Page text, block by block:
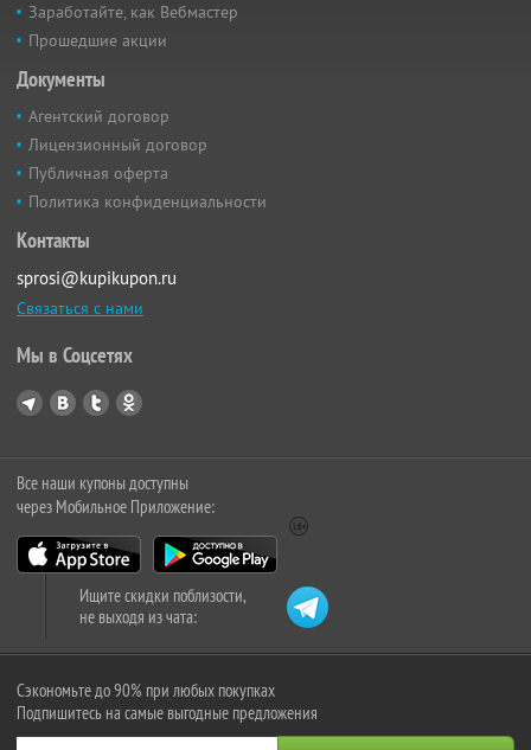
Заработайте, как Вебмастер
Прошедшие акции
Документы
Агентский договор
Лицензионный договор
Публичная оферта
Политика конфиденциальности
Контакты
sprosi@kupikupon.ru
Связаться с нами
Мы в Соцсетях
Все наши купоны доступны
через Мобильное Приложение:
Ищите скидки поблизости,
не выходя из чата:
Сэкономьте до 90% при любых покупках
Подпишитесь на самые выгодные предложения